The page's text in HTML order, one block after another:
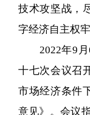
技术攻坚战，
字经济自主权
2022年9月6
十七次会议召
市场经济条件
意见》。会议